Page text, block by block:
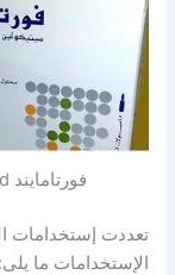
فورتامايند Fortamind الجرعة ودواعي الاستعمال
تعددت إستخدامات
الإستخدامات ما يلى: